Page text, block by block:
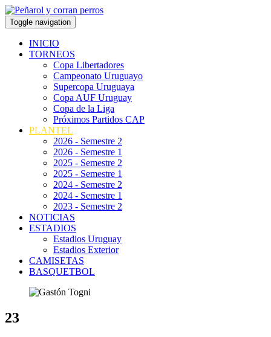
Toggle navigation
INICIO
TORNEOS
Copa Libertadores
Campeonato Uruguayo
Supercopa Uruguaya
Copa AUF Uruguay
Copa de la Liga
Próximos Partidos CAP
PLANTEL
2026 - Semestre 2
2026 - Semestre 1
2025 - Semestre 2
2025 - Semestre 1
2024 - Semestre 2
2024 - Semestre 1
2023 - Semestre 2
NOTICIAS
ESTADIOS
Estadios Uruguay
Estadios Exterior
CAMISETAS
BASQUETBOL
23